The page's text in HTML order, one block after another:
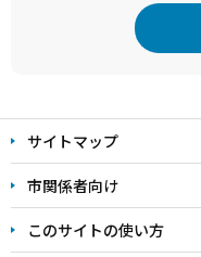
文
こ
こ
ま
で
サイトマップ
市関係者向け
このサイトの使い方